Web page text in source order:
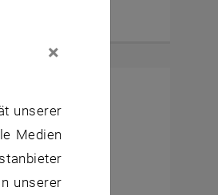
×
unserer
Medien
unserer